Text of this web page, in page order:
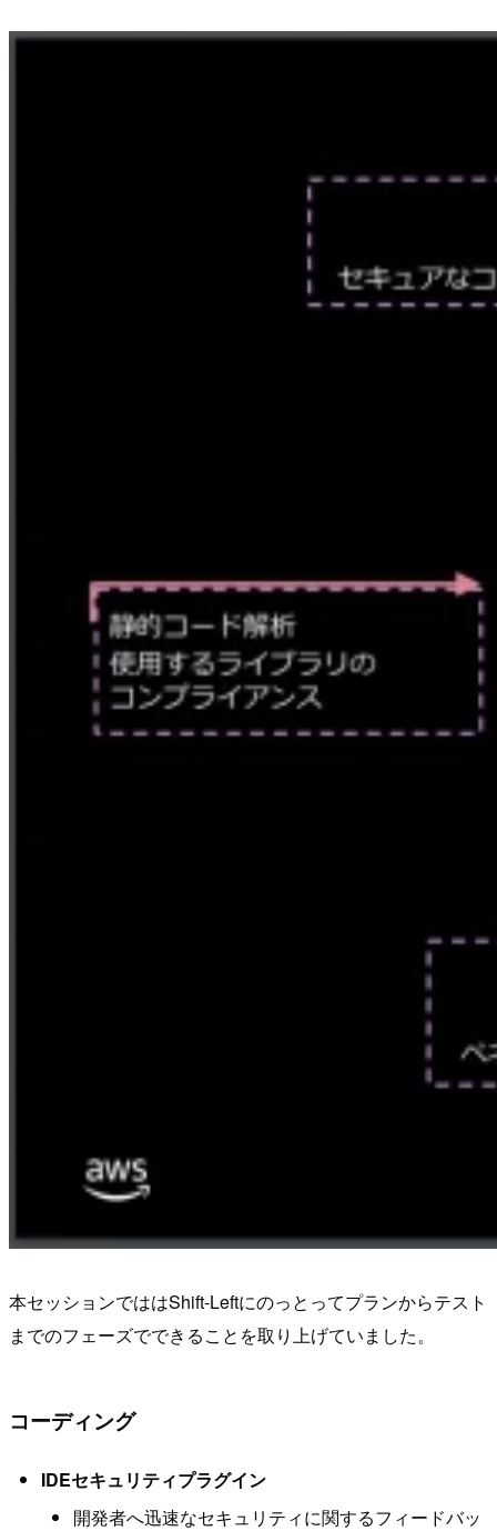
本セッションでははShift-Leftにのっとってプランからテスト
までのフェーズでできることを取り上げていました。
コーディング
IDEセキュリティプラグイン
開発者へ迅速なセキュリティに関するフィードバッ